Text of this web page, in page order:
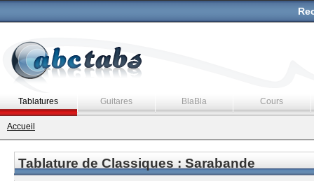
Tablatures Guitares BlaBla Cours
Accueil
Tablature de Classiques : Sarabande